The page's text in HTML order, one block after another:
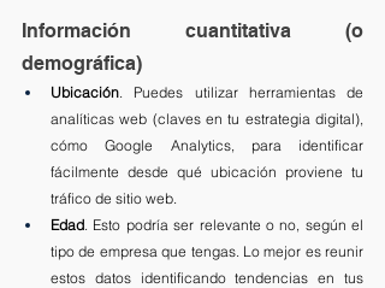
Información cuantitativa (o
demográfica)
Ubicación . Puedes utilizar herramientas de
analíticas web (claves en tu estrategia digital),
cómo Google Analytics, para identificar
fácilmente desde qué ubicación proviene tu
tráfico de sitio web.
Edad . Esto podría ser relevante o no, según el
tipo de empresa que tengas. Lo mejor es reunir
estos datos identificando tendencias en tus